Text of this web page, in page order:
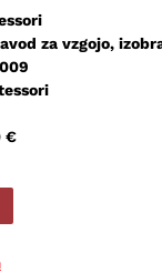
za vzgojo,
€